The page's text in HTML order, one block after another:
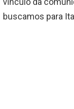
buscamos para